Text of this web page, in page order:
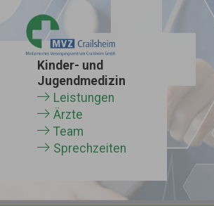
Zum Hauptinhalt springen
Kinder- und
Jugendmedizin
Leistungen
Ärzte
Team
Sprechzeiten